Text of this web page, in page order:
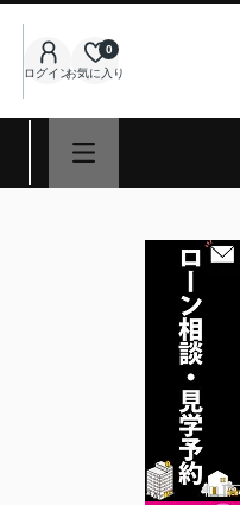
ログインお気に入り
0